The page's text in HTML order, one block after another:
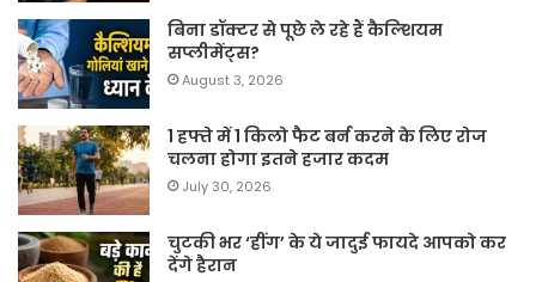
बिना डॉक्टर से पूछे ले रहे हैं कैल्शियम
सप्लीमेंट्स?
August 3, 2026
1 हफ्ते में 1 किलो फैट बर्न करने के लिए रोज
चलना होगा इतने हजार कदम
July 30, 2026
चुटकी भर ‘हींग’ के ये जादुई फायदे आपको कर
देंगे हैरान